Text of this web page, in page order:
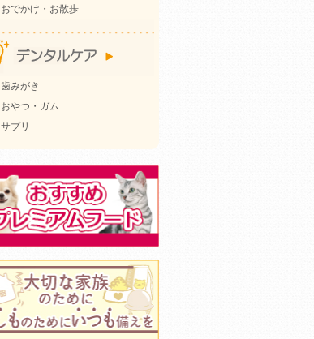
おでかけ・お散歩
歯みがき
おやつ・ガム
サプリ